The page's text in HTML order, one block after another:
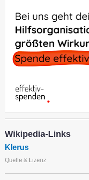
Wikipedia-Links
Klerus
Quelle & Lizenz